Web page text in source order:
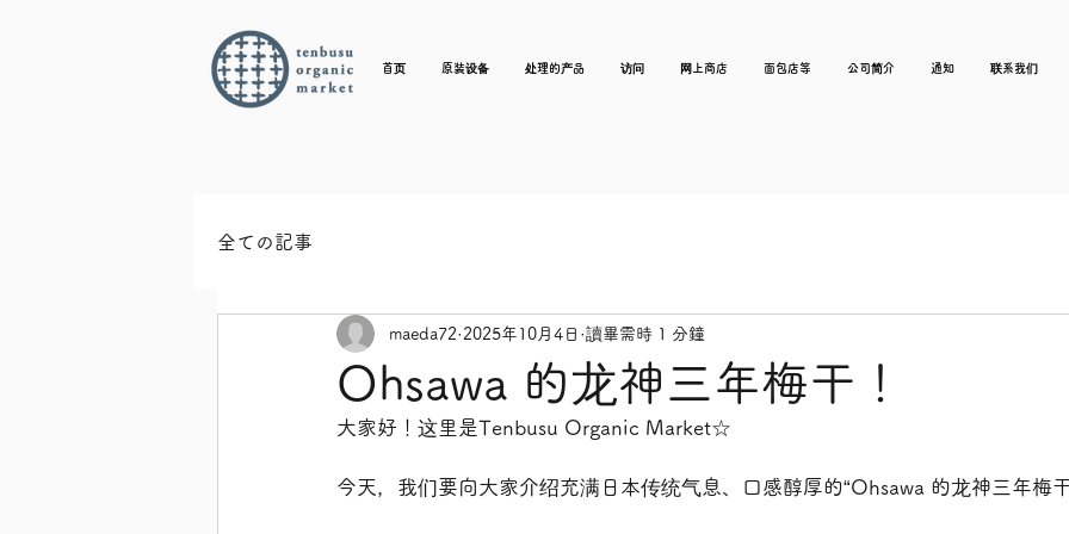
首页 原装设备 处理的产品 访问 网上商店 面包店等 公司简介 通知 联系我们
全ての記事
Ohsawa 的龙神三年梅干！
maeda72 2025年10月4日 讀畢需時 1 分鐘
大家好！这里是Tenbusu Organic Market☆
今天，我们要向大家介绍充满日本传统气息、口感醇厚的“Ohsawa 的龙神三年梅